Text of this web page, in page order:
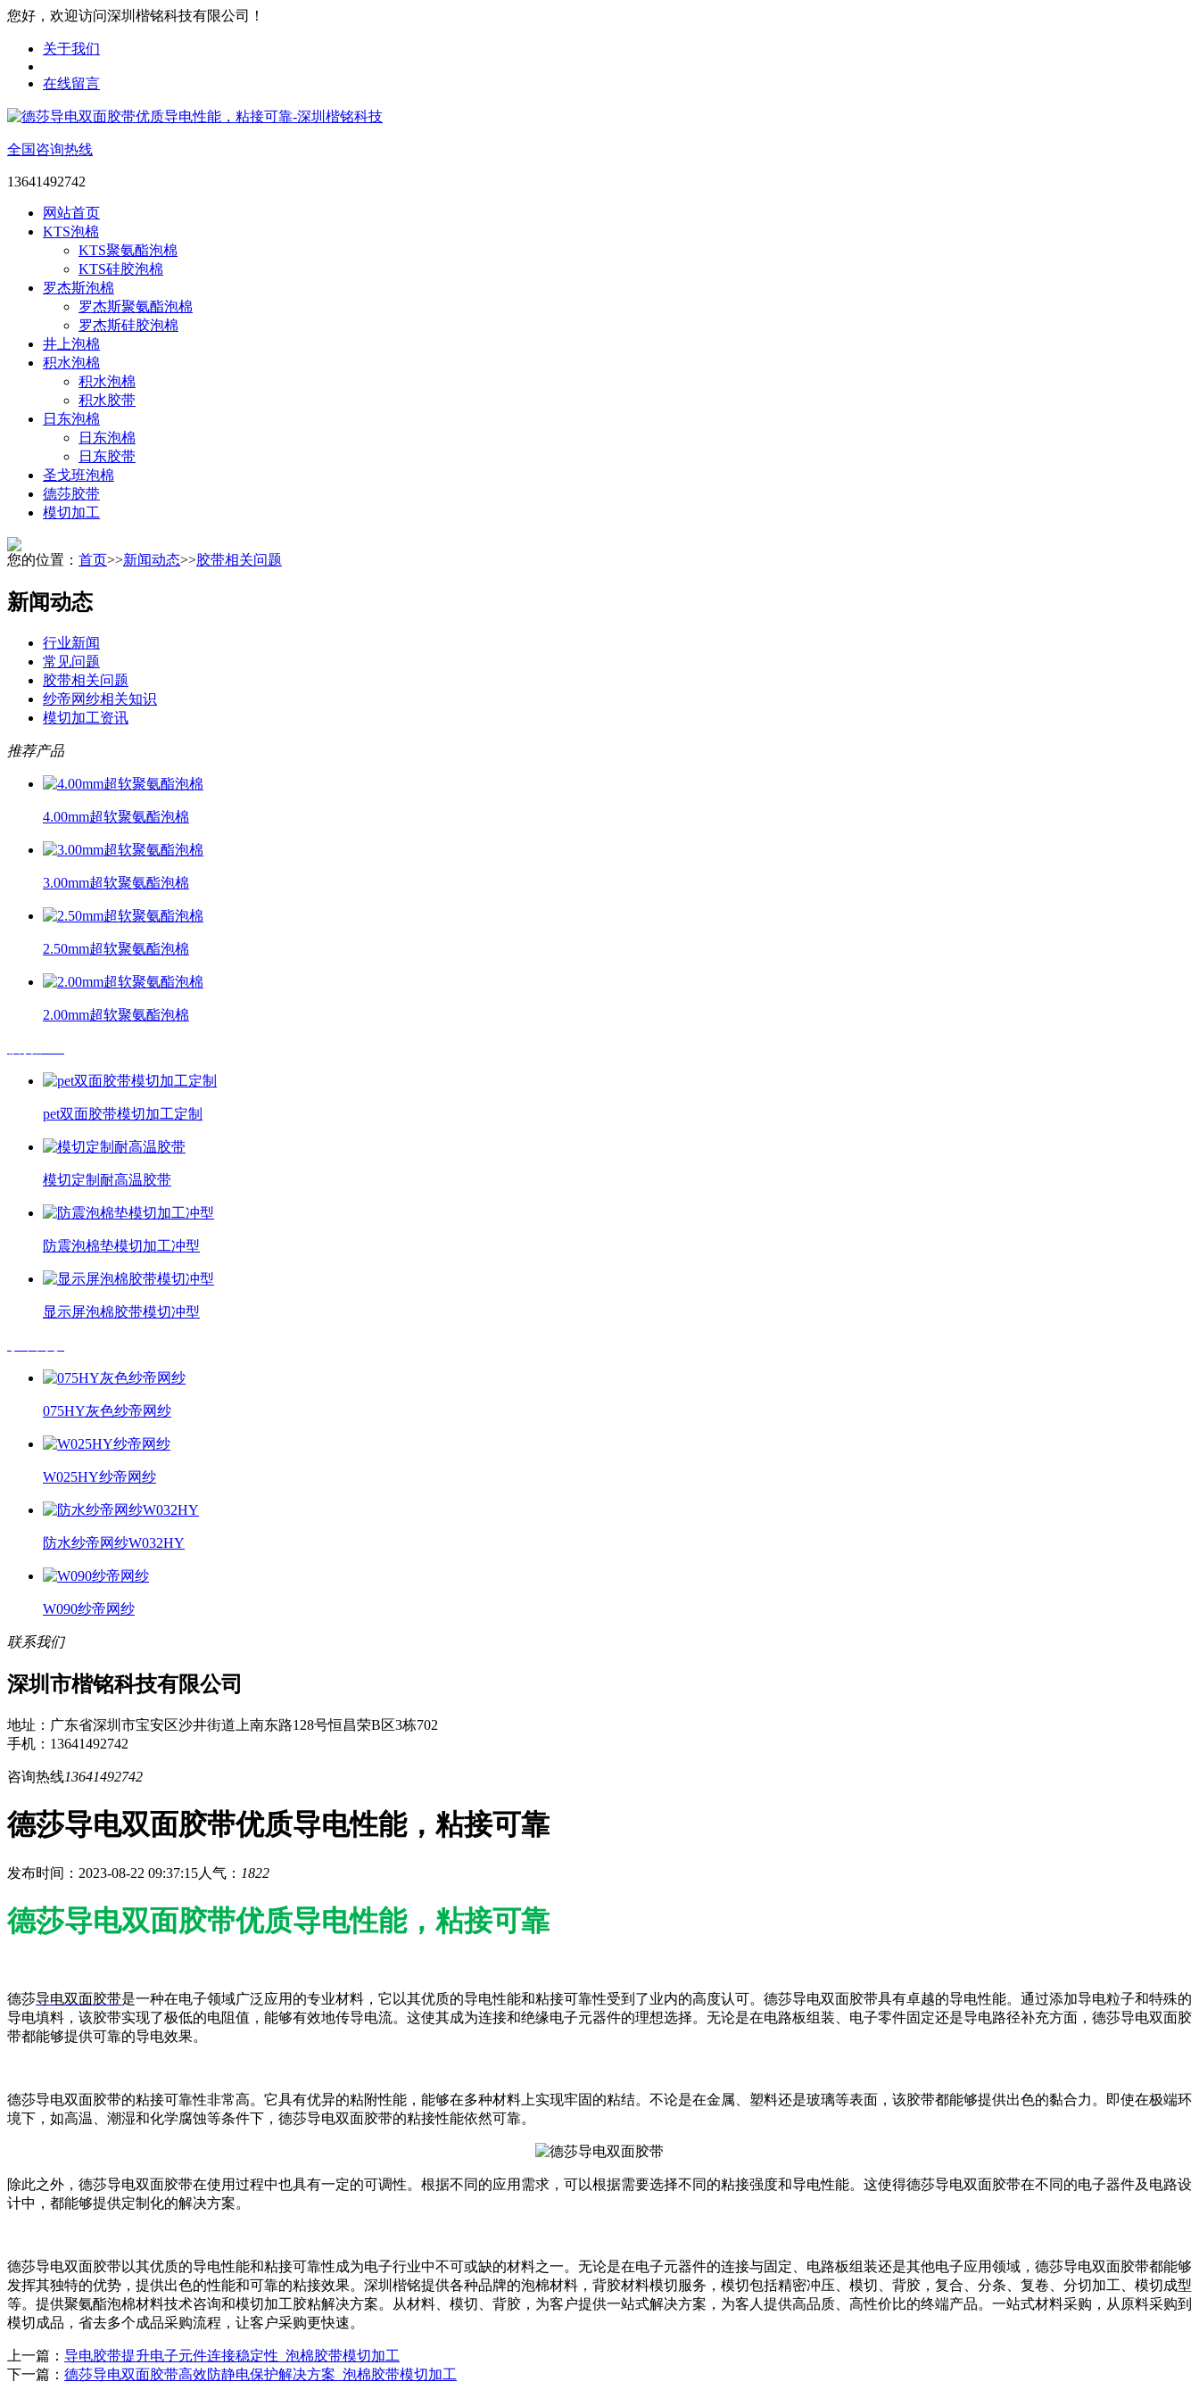
您好，欢迎访问深圳楷铭科技有限公司！
关于我们
在线留言
全国咨询热线
13641492742
网站首页
KTS泡棉
KTS聚氨酯泡棉
KTS硅胶泡棉
罗杰斯泡棉
罗杰斯聚氨酯泡棉
罗杰斯硅胶泡棉
井上泡棉
积水泡棉
积水泡棉
积水胶带
日东泡棉
日东泡棉
日东胶带
圣戈班泡棉
德莎胶带
模切加工
您的位置： 首页>>新闻动态>>胶带相关问题
新闻动态
行业新闻
常见问题
胶带相关问题
纱帝网纱相关知识
模切加工资讯
推荐产品
4.00mm超软聚氨酯泡棉
3.00mm超软聚氨酯泡棉
2.50mm超软聚氨酯泡棉
2.00mm超软聚氨酯泡棉
pet双面胶带模切加工定制
模切定制耐高温胶带
防震泡棉垫模切加工冲型
显示屏泡棉胶带模切冲型
075HY灰色纱帝网纱
W025HY纱帝网纱
防水纱帝网纱W032HY
W090纱帝网纱
联系我们
深圳市楷铭科技有限公司
地址：广东省深圳市宝安区沙井街道上南东路128号恒昌荣B区3栋702
手机：13641492742
咨询热线13641492742
德莎导电双面胶带优质导电性能，粘接可靠
发布时间：2023-08-22 09:37:15人气： 1822
德莎导电双面胶带优质导电性能，粘接可靠
德莎导电双面胶带是一种在电子领域广泛应用的专业材料，它以其优质的导电性能和粘接可靠性受到了业内的高度认可。德莎导电双面胶带具有卓越的导电性能。通过添加导电粒子和特殊的
导电填料，该胶带实现了极低的电阻值，能够有效地传导电流。这使其成为连接和绝缘电子元器件的理想选择。无论是在电路板组装、电子零件固定还是导电路径补充方面，德莎导电双面胶
带都能够提供可靠的导电效果。
德莎导电双面胶带的粘接可靠性非常高。它具有优异的粘附性能，能够在多种材料上实现牢固的粘结。不论是在金属、塑料还是玻璃等表面，该胶带都能够提供出色的黏合力。即使在极端环
境下，如高温、潮湿和化学腐蚀等条件下，德莎导电双面胶带的粘接性能依然可靠。
除此之外，德莎导电双面胶带在使用过程中也具有一定的可调性。根据不同的应用需求，可以根据需要选择不同的粘接强度和导电性能。这使得德莎导电双面胶带在不同的电子器件及电路设
计中，都能够提供定制化的解决方案。
德莎导电双面胶带以其优质的导电性能和粘接可靠性成为电子行业中不可或缺的材料之一。无论是在电子元器件的连接与固定、电路板组装还是其他电子应用领域，德莎导电双面胶带都能够
发挥其独特的优势，提供出色的性能和可靠的粘接效果。深圳楷铭提供各种品牌的泡棉材料，背胶材料模切服务，模切包括精密冲压、模切、背胶，复合、分条、复卷、分切加工、模切成型
等。提供聚氨酯泡棉材料技术咨询和模切加工胶粘解决方案。从材料、模切、背胶，为客户提供一站式解决方案，为客人提供高品质、高性价比的终端产品。一站式材料采购，从原料采购到
模切成品，省去多个成品采购流程，让客户采购更快速。
上一篇： 导电胶带提升电子元件连接稳定性_泡棉胶带模切加工
下一篇： 德莎导电双面胶带高效防静电保护解决方案_泡棉胶带模切加工